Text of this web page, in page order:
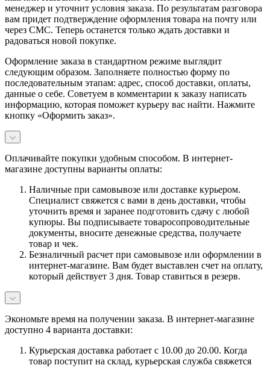
менеджер и уточнит условия заказа. По результатам разговора
вам придет подтверждение оформления товара на почту или
через СМС. Теперь останется только ждать доставки и
радоваться новой покупке.
Оформление заказа в стандартном режиме выглядит
следующим образом. Заполняете полностью форму по
последовательным этапам: адрес, способ доставки, оплаты,
данные о себе. Советуем в комментарии к заказу написать
информацию, которая поможет курьеру вас найти. Нажмите
кнопку «Оформить заказ».
Оплачивайте покупки удобным способом. В интернет-
магазине доступны варианты оплаты:
Наличные при самовывозе или доставке курьером.
Специалист свяжется с вами в день доставки, чтобы
уточнить время и заранее подготовить сдачу с любой
купюры. Вы подписываете товаросопроводительные
документы, вносите денежные средства, получаете
товар и чек.
Безналичный расчет при самовывозе или оформлении в
интернет-магазине. Вам будет выставлен счет на оплату,
который действует 3 дня. Товар ставиться в резерв.
Экономьте время на получении заказа. В интернет-магазине
доступно 4 варианта доставки:
Курьерская доставка работает с 10.00 до 20.00. Когда
товар поступит на склад, курьерская служба свяжется